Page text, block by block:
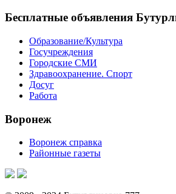
Бесплатные объявления
Образование/Культура
Госучреждения
Городские СМИ
Здравоохранение. Спорт
Досуг
Работа
Воронеж
Воронеж справка
Районные газеты